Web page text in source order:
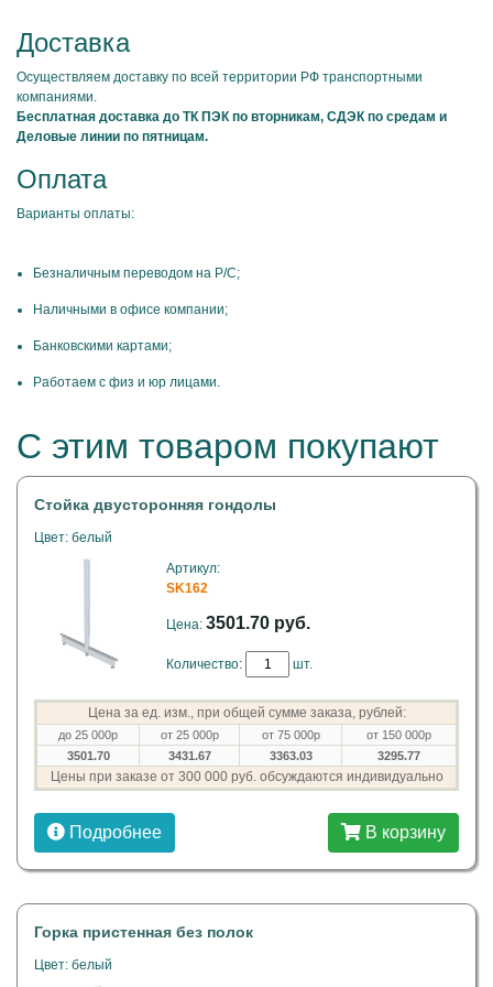
Доставка
Осуществляем доставку по всей территории РФ транспортными
компаниями.
Бесплатная доставка до ТК ПЭК по вторникам, СДЭК по средам и
Деловые линии по пятницам.
Оплата
Варианты оплаты:
Безналичным переводом на Р/С;
Наличными в офисе компании;
Банковскими картами;
Работаем с физ и юр лицами.
С этим товаром покупают
Стойка двусторонняя гондолы
Цвет: белый
Артикул:
SK162
Цена: 3501.70 руб.
Количество: шт.
Цена за ед. изм., при общей сумме заказа, рублей:
до 25 000р от 25 000р от 75 000р
от 150 000р
3501.70
3431.67 3363.03 3295.77
Цены при заказе от 300 000 руб. обсуждаются индивидуально
Подробнее В корзину
Горка пристенная без полок
Цвет: белый